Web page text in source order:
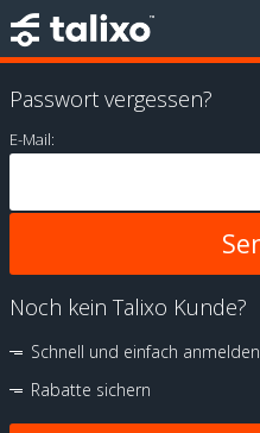
Passwort vergessen?
E-Mail:
Noch kein Talixo Kunde?
Schnell und einfach anmelden
Rabatte sichern